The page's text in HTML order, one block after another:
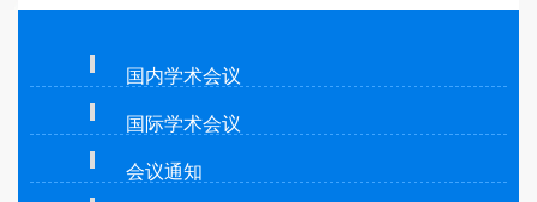
国内学术会议
国际学术会议
会议通知